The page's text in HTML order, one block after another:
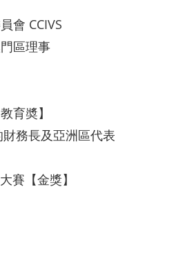
會 CCIVS
區理事
育奬】
務長及亞洲區代表
賽【金獎】